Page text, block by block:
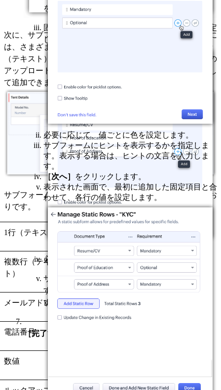
次に、サブフォームの列を設定します。サブフォームの列に
は、さまざまな種類の項目を設定できます。たとえば、1行
（テキスト）、数値、通貨、数式、選択リスト、ファイルの
アップロード、ルックアップ、ユーザーなどの項目を列とし
て追加できます。
サブフォームの列として追加できる項目の種類は、次のとお
りです。
1行（テキスト） 選択リスト 小数
複数行（テキス
ト）
複数選択リスト パーセント
メールアドレス 日付
電話番号
数値
を選択します。
固定項目に表示する行を追加／削除し、値を設定
します。
必要に応じて、値ごとに色を設定します。
サブフォームにヒントを表示するかを指定しま
す。表示する場合は、ヒントの文言を入力しま
す。
［完了する］
必要に応じて、値ごとに色を設定します。
サブフォームにヒントを表示するかを指定しま
す。表示する場合は、ヒントの文言を入力しま
す。
［次へ］
をクリックします。
表示された画面で、最初に追加した固定項目と合
わせて、各行の値を設定します。